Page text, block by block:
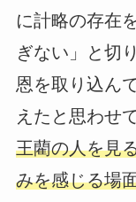
に計略の存在
ぎない」と切
恩を取り込ん
えたと思わせ
王藺の人を見
みを感じる場